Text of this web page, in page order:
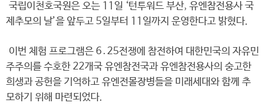
국립이천호국원은 오는 11일 ‘턴투워드 부산, 유엔참전용사 국
제추모의 날’을 앞두고 5일부터 11일까지 운영한다고 밝혔다.
이번 체험 프로그램은 6․25전쟁에 참전하여 대한민국의 자유민
주주의를 수호한 22개국 유엔참전국과 유엔참전용사의 숭고한
희생과 공헌을 기억하고 유엔전몰장병들을 미래세대와 함께 추
모하기 위해 마련되었다.